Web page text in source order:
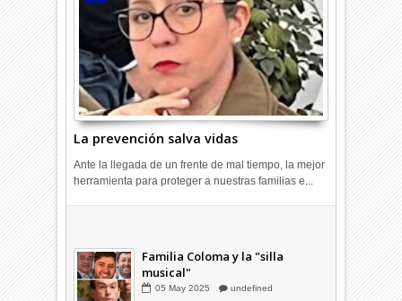
La prevención salva vidas
Ante la llegada de un frente de mal tiempo, la mejor
herramienta para proteger a nuestras familias e...
03 Abr 2026 undefined
Familia Coloma y la "silla